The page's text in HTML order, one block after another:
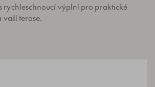
rychleschnoucí výplní pro praktické
terase.